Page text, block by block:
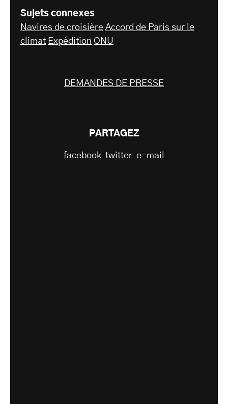
Sujets connexes
Navires de croisière Accord de Paris sur le
climat Expédition ONU
DEMANDES DE PRESSE
PARTAGEZ
facebook twitter e-mail